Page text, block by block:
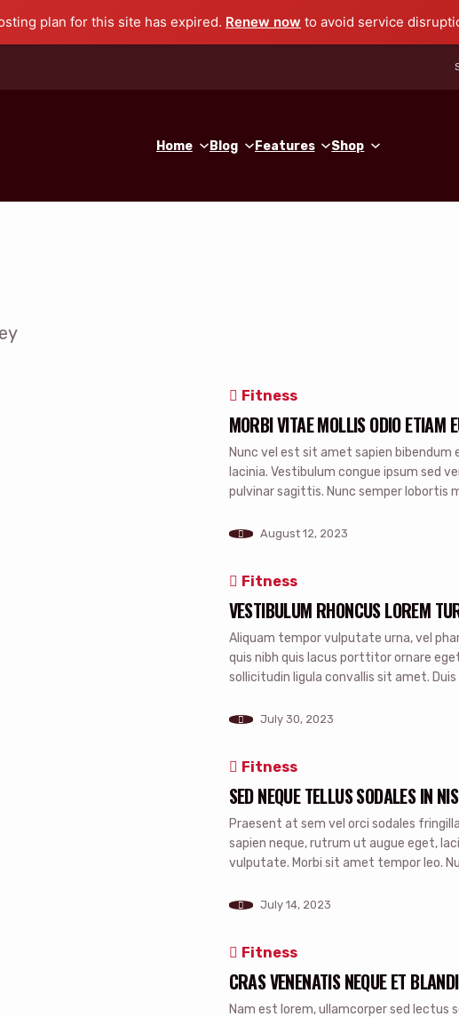
plan for this site has expired. Renew now to avoid service
Home Blog Features Shop
Fitness
MORBI VITAE MOLLIS ODIO ETIAM
Nunc vel est sit amet sapien bibendum
lacinia. Vestibulum congue ipsum sed
pulvinar sagittis. Nunc semper lobortis
Cras condimentum laoreet est, […]
August 12, 2023
Fitness
VESTIBULUM RHONCUS LOREM
Aliquam tempor vulputate urna, vel
quis nibh quis lacus porttitor ornare
sollicitudin ligula convallis sit amet.
vulputate […]
July 30, 2023
Fitness
SED NEQUE TELLUS SODALES IN
Praesent at sem vel orci sodales
sapien neque, rutrum ut augue eget,
vulputate. Morbi sit amet tempor leo.
Aliquam varius […]
July 14, 2023
Fitness
CRAS VENENATIS NEQUE ET
Nam est lorem, ullamcorper sed lectus